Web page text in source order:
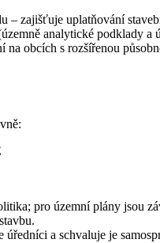
zajišťuje uplatňování
analytické podklady a
obcích s rozšířenou
pro územní plány jsou
a schvaluje je